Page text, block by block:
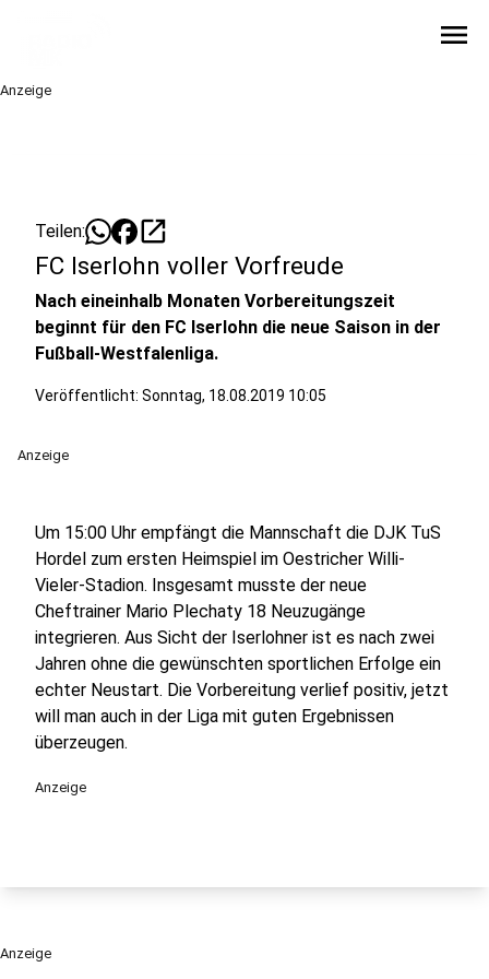
menu
Anzeige
Teilen: open_in_new
FC Iserlohn voller Vorfreude
Nach eineinhalb Monaten Vorbereitungszeit
beginnt für den FC Iserlohn die neue Saison in der
Fußball-Westfalenliga.
Veröffentlicht: Sonntag, 18.08.2019 10:05
Anzeige
Um 15:00 Uhr empfängt die Mannschaft die DJK TuS
Hordel zum ersten Heimspiel im Oestricher Willi-
Vieler-Stadion. Insgesamt musste der neue
Cheftrainer Mario Plechaty 18 Neuzugänge
integrieren. Aus Sicht der Iserlohner ist es nach zwei
Jahren ohne die gewünschten sportlichen Erfolge ein
echter Neustart. Die Vorbereitung verlief positiv, jetzt
will man auch in der Liga mit guten Ergebnissen
überzeugen.
Anzeige
Anzeige